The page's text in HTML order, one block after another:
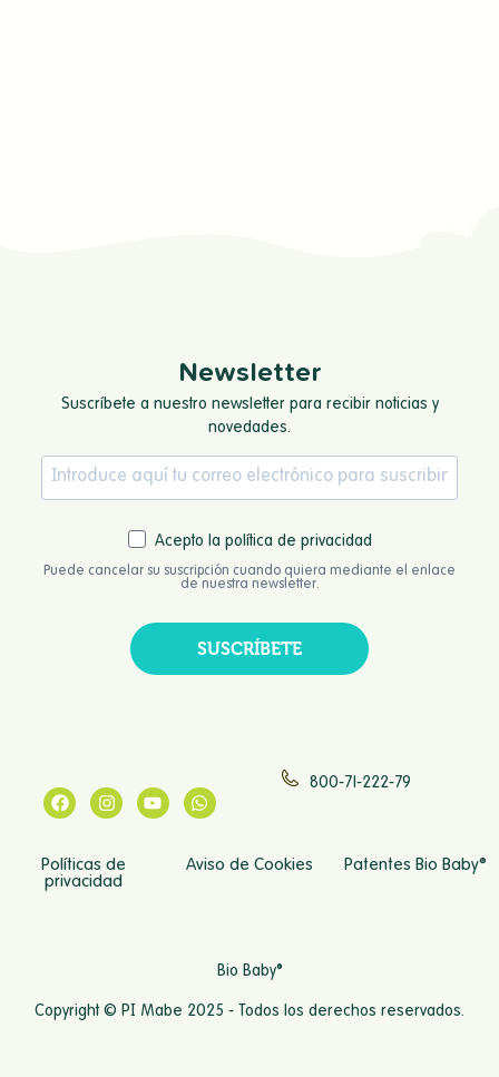
800-71-222-79
Políticas de
privacidad
Aviso de Cookies Patentes Bio Baby®
Bio Baby®
Copyright © PI Mabe 2025 - Todos los derechos reservados.
Newsletter
Suscríbete a nuestro newsletter para recibir noticias y
novedades.
Acepto la política de privacidad
Puede cancelar su suscripción cuando quiera mediante el enlace
de nuestra newsletter.
SUSCRÍBETE